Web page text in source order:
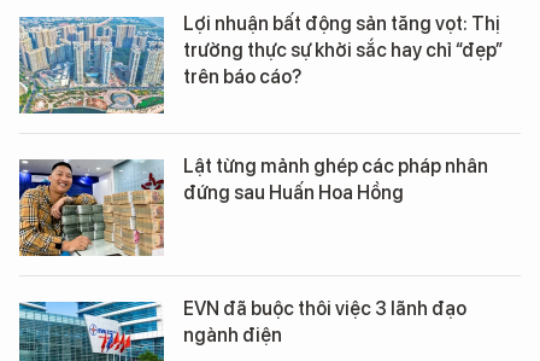
Lợi nhuận bất động sản tăng vọt: Thị
trường thực sự khởi sắc hay chỉ “đẹp”
trên báo cáo?
Lật từng mảnh ghép các pháp nhân
đứng sau Huấn Hoa Hồng
EVN đã buộc thôi việc 3 lãnh đạo
ngành điện